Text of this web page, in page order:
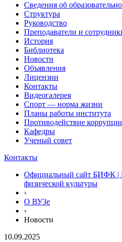
Сведения об
Структура
Руководство
Преподаватели и
История
Библиотека
Новости
Объявления
Лицензии
Контакты
Видеогалерея
Спорт — норма жизни
Планы работы института
Противодействие
Кафедры
Ученый совет
Контакты
Официальный сайт БИФК |
физической культуры
›
О ВУЗе
›
Новости
10.09.2025